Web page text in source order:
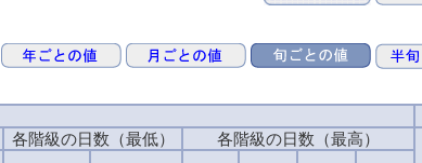
各階級の日数（最低） 各階級の日数（最高）